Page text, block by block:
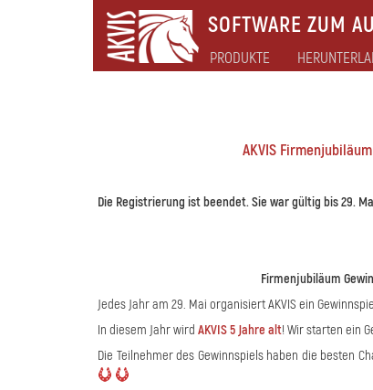
SOFTWARE ZUM
PRODUKTE
AKVIS
Die Registrierung ist beendet. Sie war gültig bis 29.
Firmenjubiläum
Jedes Jahr am 29. Mai organisiert AKVIS ein
In diesem Jahr wird AKVIS 5 Jahre alt! Wir starten ein
Die Teilnehmer des Gewinnspiels haben die besten